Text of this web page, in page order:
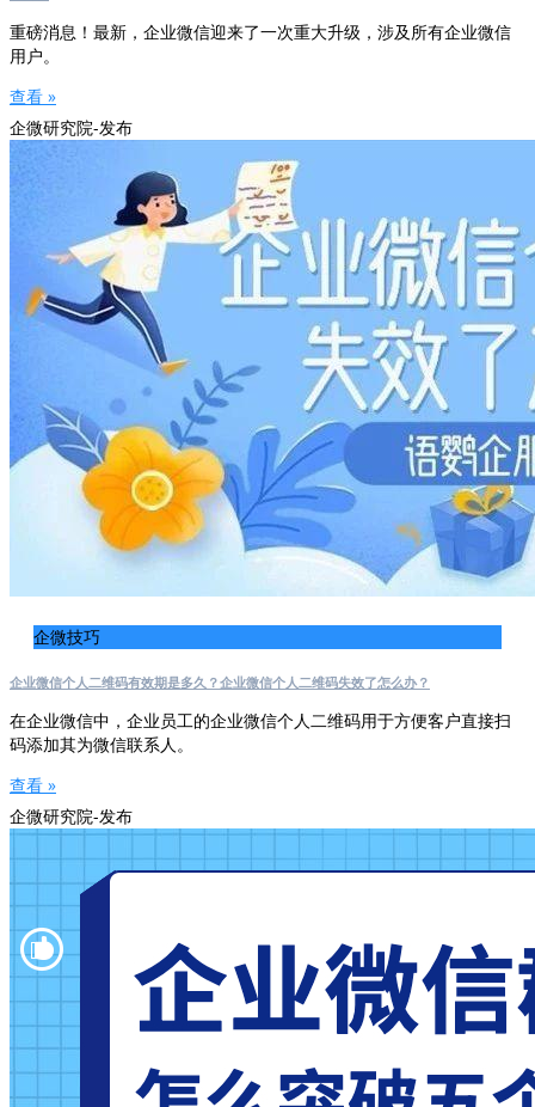
重磅消息！最新，企业微信迎来了一次重大升级，涉及所有企业微信
用户。
查看 »
企微研究院-发布
企微技巧
企业微信个人二维码有效期是多久？企业微信个人二维码失效了怎么办？
在企业微信中，企业员工的企业微信个人二维码用于方便客户直接扫
码添加其为微信联系人。
查看 »
企微研究院-发布